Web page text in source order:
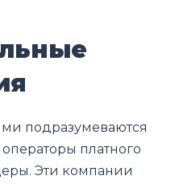
подразумеваются
платного
Эти компании